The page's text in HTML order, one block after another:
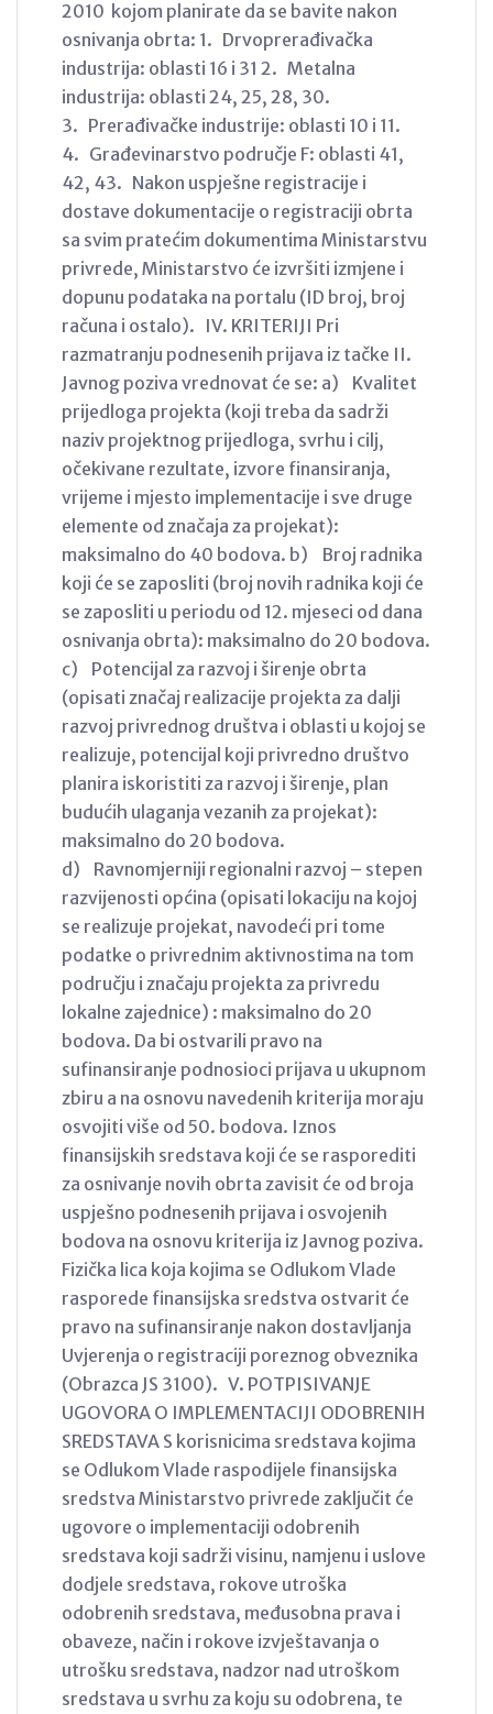
2010 kojom planirate da se bavite nakon
osnivanja obrta: 1. Drvoprerađivačka
industrija: oblasti 16 i 31 2. Metalna
industrija: oblasti 24, 25, 28, 30.
3. Prerađivačke industrije: oblasti 10 i 11.
4. Građevinarstvo područje F: oblasti 41,
42, 43. Nakon uspješne registracije i
dostave dokumentacije o registraciji obrta
sa svim pratećim dokumentima Ministarstvu
privrede, Ministarstvo će izvršiti izmjene i
dopunu podataka na portalu (ID broj, broj
računa i ostalo). IV. KRITERIJI Pri
razmatranju podnesenih prijava iz tačke II.
Javnog poziva vrednovat će se: a) Kvalitet
prijedloga projekta (koji treba da sadrži
naziv projektnog prijedloga, svrhu i cilj,
očekivane rezultate, izvore finansiranja,
vrijeme i mjesto implementacije i sve druge
elemente od značaja za projekat):
maksimalno do 40 bodova. b) Broj radnika
koji će se zaposliti (broj novih radnika koji će
se zaposliti u periodu od 12. mjeseci od dana
osnivanja obrta): maksimalno do 20 bodova.
c) Potencijal za razvoj i širenje obrta
(opisati značaj realizacije projekta za dalji
razvoj privrednog društva i oblasti u kojoj se
realizuje, potencijal koji privredno društvo
planira iskoristiti za razvoj i širenje, plan
budućih ulaganja vezanih za projekat):
maksimalno do 20 bodova.
d) Ravnomjerniji regionalni razvoj – stepen
razvijenosti općina (opisati lokaciju na kojoj
se realizuje projekat, navodeći pri tome
podatke o privrednim aktivnostima na tom
području i značaju projekta za privredu
lokalne zajednice) : maksimalno do 20
bodova. Da bi ostvarili pravo na
sufinansiranje podnosioci prijava u ukupnom
zbiru a na osnovu navedenih kriterija moraju
osvojiti više od 50. bodova. Iznos
finansijskih sredstava koji će se rasporediti
za osnivanje novih obrta zavisit će od broja
uspješno podnesenih prijava i osvojenih
bodova na osnovu kriterija iz Javnog poziva.
Fizička lica koja kojima se Odlukom Vlade
rasporede finansijska sredstva ostvarit će
pravo na sufinansiranje nakon dostavljanja
Uvjerenja o registraciji poreznog obveznika
(Obrazca JS 3100). V. POTPISIVANJE
UGOVORA O IMPLEMENTACIJI ODOBRENIH
SREDSTAVA S korisnicima sredstava kojima
se Odlukom Vlade raspodijele finansijska
sredstva Ministarstvo privrede zaključit će
ugovore o implementaciji odobrenih
sredstava koji sadrži visinu, namjenu i uslove
dodjele sredstava, rokove utroška
odobrenih sredstava, međusobna prava i
obaveze, način i rokove izvještavanja o
utrošku sredstava, nadzor nad utroškom
sredstava u svrhu za koju su odobrena, te